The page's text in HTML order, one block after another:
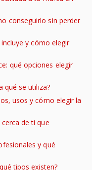
conseguirlo sin perder
y cómo elegir
qué opciones elegir
qué se utiliza?
usos y cómo elegir la
de ti que
y qué
tipos existen?